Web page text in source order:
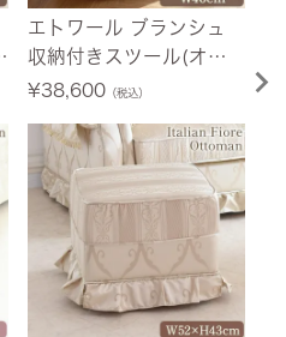
エトワール ブランシュ
収納付きスツール(オッ
トマン) ボニータ ピンク
¥38,600（税込） ¥